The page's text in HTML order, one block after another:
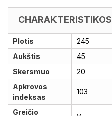
CHARAKTERISTIKOS
Plotis
245
Aukštis
45
Skersmuo
20
Apkrovos
indeksas
103
Greičio